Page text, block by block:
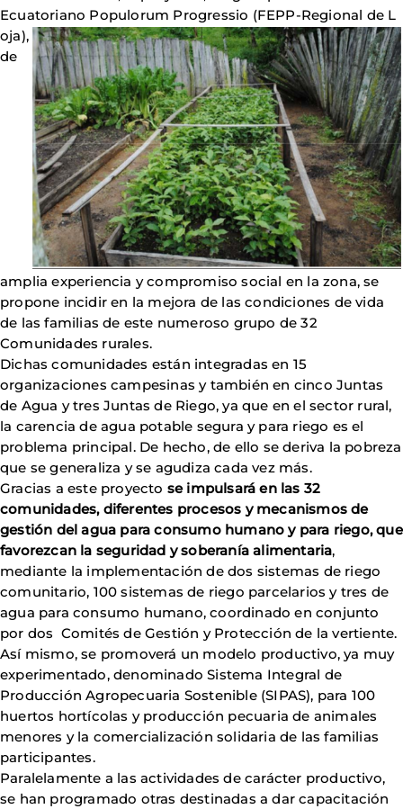
Ecuatoriano Populorum Progressio (FEPP-Regional de L
oja),
de
amplia experiencia y compromiso social en la zona, se
propone incidir en la mejora de las condiciones de vida
de las familias de este numeroso grupo de 32
Comunidades rurales.
Dichas comunidades están integradas en 15
organizaciones campesinas y también en cinco Juntas
de Agua y tres Juntas de Riego, ya que en el sector rural,
la carencia de agua potable segura y para riego es el
problema principal. De hecho, de ello se deriva la pobreza
que se generaliza y se agudiza cada vez más.
Gracias a este proyecto se impulsará en las 32
comunidades, diferentes procesos y mecanismos de
gestión del agua para consumo humano y para riego, que
favorezcan la seguridad y soberanía alimentaria,
mediante la implementación de dos sistemas de riego
comunitario, 100 sistemas de riego parcelarios y tres de
agua para consumo humano, coordinado en conjunto
por dos Comités de Gestión y Protección de la vertiente.
Así mismo, se promoverá un modelo productivo, ya muy
experimentado, denominado Sistema Integral de
Producción Agropecuaria Sostenible (SIPAS), para 100
huertos hortícolas y producción pecuaria de animales
menores y la comercialización solidaria de las familias
participantes.
Paralelamente a las actividades de carácter productivo,
se han programado otras destinadas a dar capacitación